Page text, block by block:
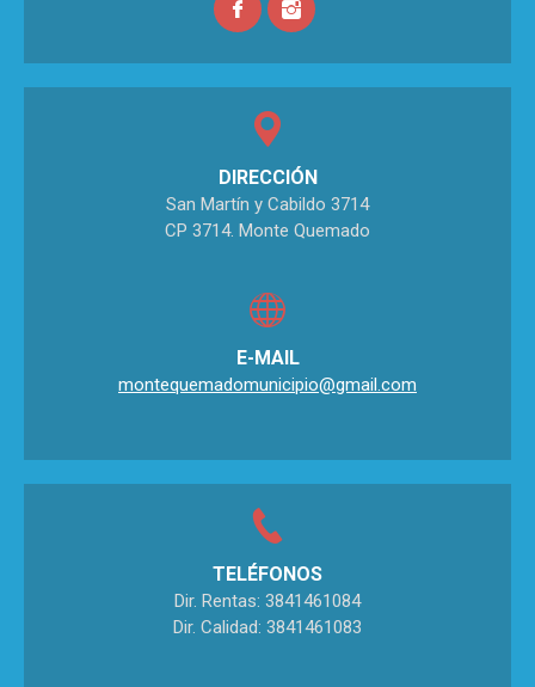
DIRECCIÓN
San Martín y Cabildo 3714
CP 3714. Monte Quemado
E-MAIL
montequemadomunicipio@gmail.com
TELÉFONOS
Dir. Rentas: 3841461084
Dir. Calidad: 3841461083